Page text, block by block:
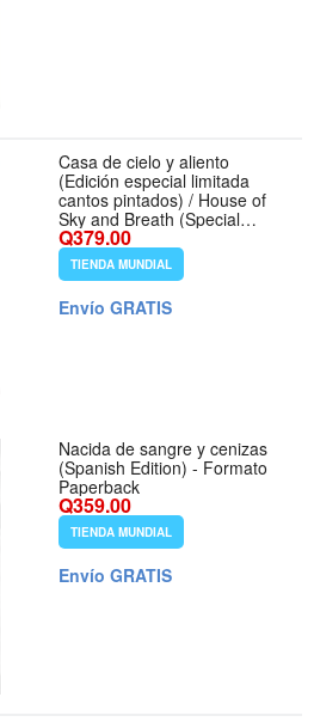
Casa de cielo y aliento
(Edición especial limitada
cantos pintados) / House of
Sky and Breath (Special
Limited Edition Sprayed
Edges) (CIUDAD
MEDIALUNA) (Spanish
Edition) - Formato Hardcover
Q379.00
TIENDA MUNDIAL
Envío GRATIS
Nacida de sangre y cenizas
(Spanish Edition) - Formato
Paperback
Q359.00
TIENDA MUNDIAL
Envío GRATIS